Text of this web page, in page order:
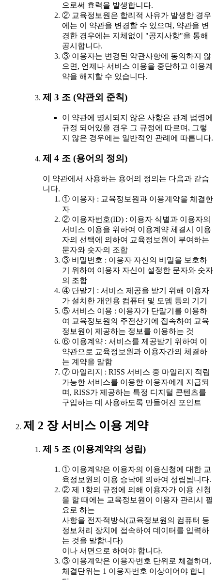
으로써 효력을 발생합니다.
② 교육정보원은 합리적 사유가 발생한 경우
에는 이 약관을 변경할 수 있으며, 약관을 변
경한 경우에는 지체없이 "공지사항"을 통해
공시합니다.
③ 이용자는 변경된 약관사항에 동의하지 않
으면, 언제나 서비스 이용을 중단하고 이용계
약을 해지할 수 있습니다.
제 3 조 (약관외 준칙)
이 약관에 명시되지 않은 사항은 관계 법령에
규정 되어있을 경우 그 규정에 따르며, 그렇
지 않은 경우에는 일반적인 관례에 따릅니다.
제 4 조 (용어의 정의)
이 약관에서 사용하는 용어의 정의는 다음과 같습
니다.
① 이용자 : 교육정보원과 이용계약을 체결한
자
② 이용자번호(ID) : 이용자 식별과 이용자의
서비스 이용을 위하여 이용계약 체결시 이용
자의 선택에 의하여 교육정보원이 부여하는
문자와 숫자의 조합
③ 비밀번호 : 이용자 자신의 비밀을 보호하
기 위하여 이용자 자신이 설정한 문자와 숫자
의 조합
④ 단말기 : 서비스 제공을 받기 위해 이용자
가 설치한 개인용 컴퓨터 및 모뎀 등의 기기
⑤ 서비스 이용 : 이용자가 단말기를 이용하
여 교육정보원의 주전산기에 접속하여 교육
정보원이 제공하는 정보를 이용하는 것
⑥ 이용계약 : 서비스를 제공받기 위하여 이
약관으로 교육정보원과 이용자간의 체결하
는 계약을 말함
⑦ 마일리지 : RISS 서비스 중 마일리지 적립
가능한 서비스를 이용한 이용자에게 지급되
며, RISS가 제공하는 특정 디지털 콘텐츠를
구입하는 데 사용하도록 만들어진 포인트
제 2 장 서비스 이용 계약
제 5 조 (이용계약의 성립)
① 이용계약은 이용자의 이용신청에 대한 교
육정보원의 이용 승낙에 의하여 성립됩니다.
② 제 1항의 규정에 의해 이용자가 이용 신청
을 할 때에는 교육정보원이 이용자 관리시 필
요로 하는
사항을 전자적방식(교육정보원의 컴퓨터 등
정보처리 장치에 접속하여 데이터를 입력하
는 것을 말합니다)
이나 서면으로 하여야 합니다.
③ 이용계약은 이용자번호 단위로 체결하며,
체결단위는 1 이용자번호 이상이어야 합니